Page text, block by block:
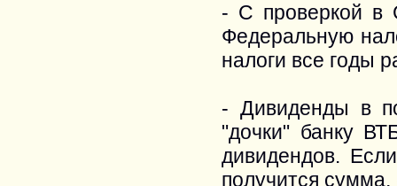
- С проверкой в
Федеральную
налоги все годы
- Дивиденды в
"дочки" банку
дивидендов.
получится